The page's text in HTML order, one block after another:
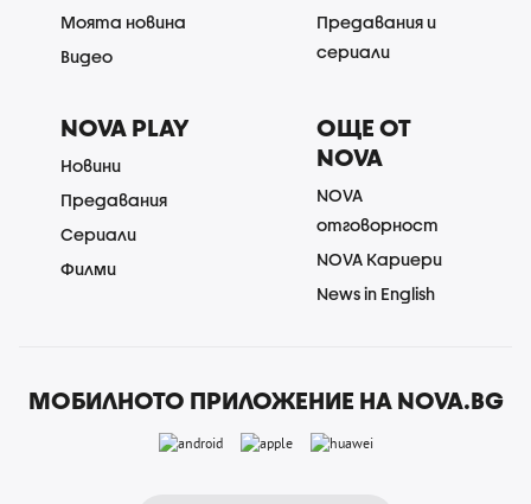
Моята новина
Видео
Предавания и
сериали
NOVA PLAY
Новини
Предавания
Сериали
Филми
ОЩЕ ОТ
NOVA
NOVA
отговорност
NOVA Кариери
News in English
МОБИЛНОТО ПРИЛОЖЕНИЕ НА NOVA.BG